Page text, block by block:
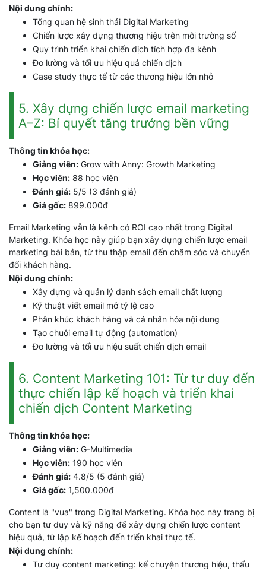
Nội dung chính:
Tổng quan hệ sinh thái Digital Marketing
Chiến lược xây dựng thương hiệu trên môi trường số
Quy trình triển khai chiến dịch tích hợp đa kênh
Đo lường và tối ưu hiệu quả chiến dịch
Case study thực tế từ các thương hiệu lớn nhỏ
5. Xây dựng chiến lược email marketing
A–Z: Bí quyết tăng trưởng bền vững
Thông tin khóa học:
Giảng viên: Grow with Anny: Growth Marketing
Học viên: 88 học viên
Đánh giá: 5/5 (3 đánh giá)
Giá gốc: 899.000đ
Email Marketing vẫn là kênh có ROI cao nhất trong Digital
Marketing. Khóa học này giúp bạn xây dựng chiến lược email
marketing bài bản, từ thu thập email đến chăm sóc và chuyển
đổi khách hàng.
Nội dung chính:
Xây dựng và quản lý danh sách email chất lượng
Kỹ thuật viết email mở tỷ lệ cao
Phân khúc khách hàng và cá nhân hóa nội dung
Tạo chuỗi email tự động (automation)
Đo lường và tối ưu hiệu suất chiến dịch email
6. Content Marketing 101: Từ tư duy đến
thực chiến lập kế hoạch và triển khai
chiến dịch Content Marketing
Thông tin khóa học:
Giảng viên: G-Multimedia
Học viên: 190 học viên
Đánh giá: 4.8/5 (5 đánh giá)
Giá gốc: 1,500.000đ
Content là "vua" trong Digital Marketing. Khóa học này trang bị
cho bạn tư duy và kỹ năng để xây dựng chiến lược content
hiệu quả, từ lập kế hoạch đến triển khai thực tế.
Nội dung chính:
Tư duy content marketing: kể chuyện thương hiệu, thấu